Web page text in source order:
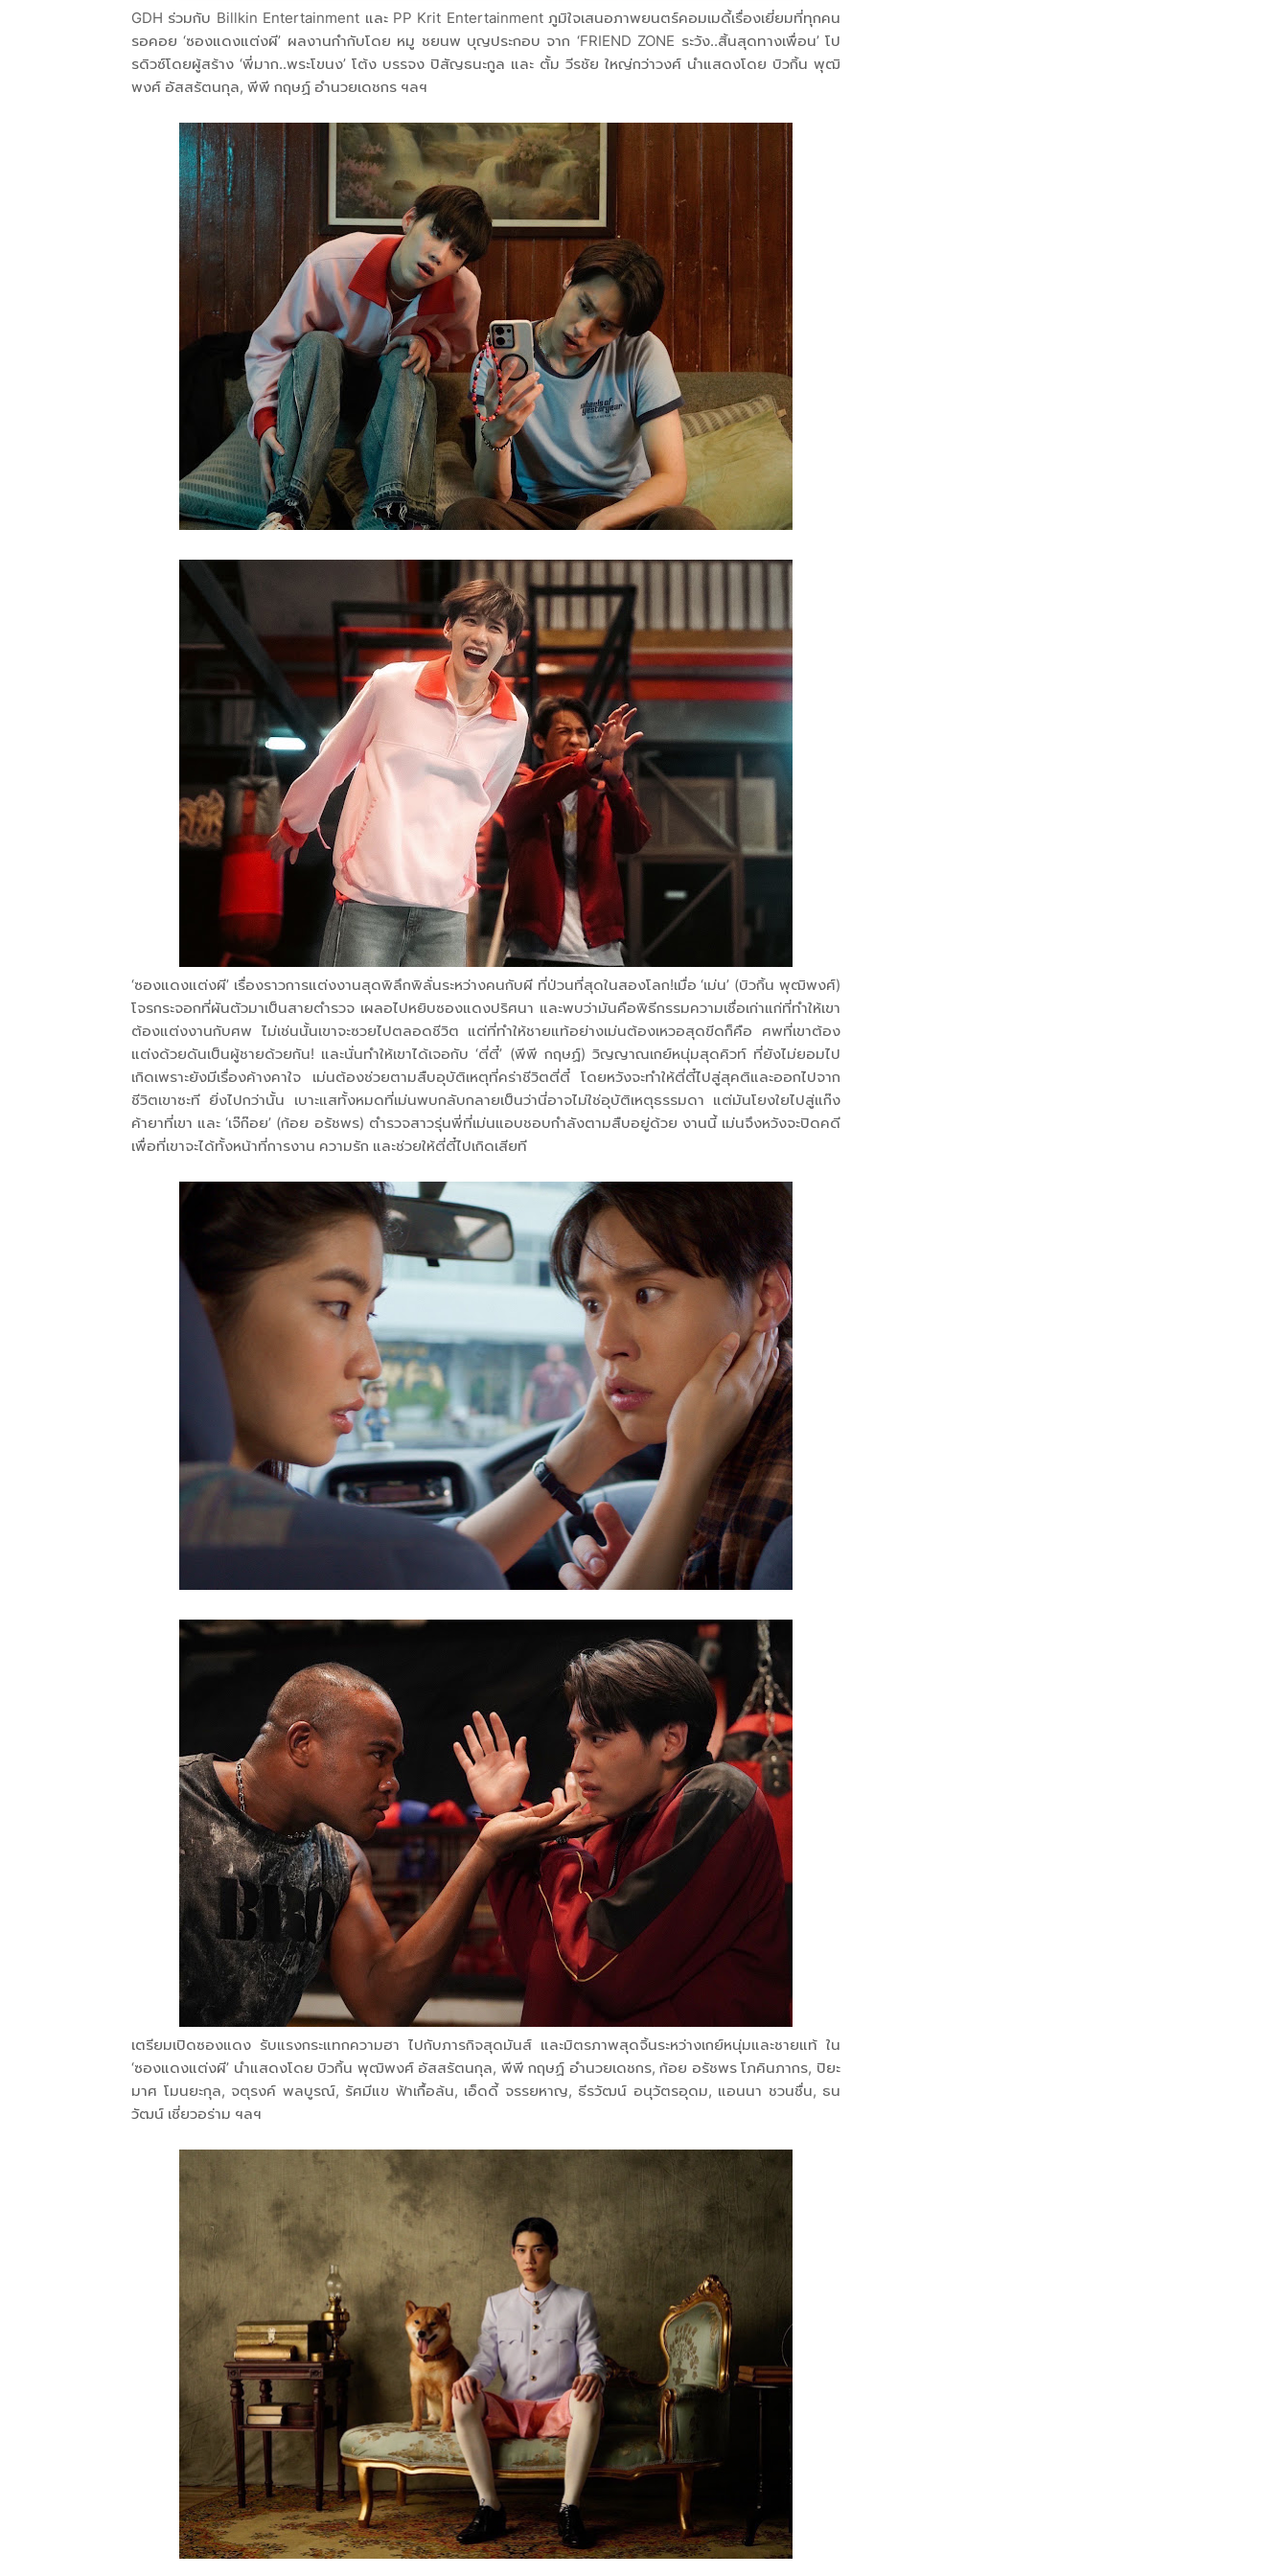
GDH ร่วมกับ Billkin Entertainment และ PP Krit Entertainment ภูมิใจเสนอภาพยนตร์คอมเมดี้เรื่องเยี่ยมที่ทุกคน
รอคอย ‘ซองแดงแต่งผี’ ผลงานกำกับโดย หมู ชยนพ บุญประกอบ จาก ‘FRIEND ZONE ระวัง..สิ้นสุดทางเพื่อน’ โป
รดิวซ์โดยผู้สร้าง ‘พี่มาก..พระโขนง’ โต้ง บรรจง ปิสัญธนะกูล และ ตั้ม วีรชัย ใหญ่กว่าวงศ์ นำแสดงโดย บิวกิ้น พุฒิ
พงศ์ อัสสรัตนกุล, พีพี กฤษฏ์ อำนวยเดชกร ฯลฯ
‘ซองแดงแต่งผี’ เรื่องราวการแต่งงานสุดพิลึกพิลั่นระหว่างคนกับผี ที่ป่วนที่สุดในสองโลก!เมื่อ ‘เม่น’ (บิวกิ้น พุฒิพงศ์)
โจรกระจอกที่ผันตัวมาเป็นสายตำรวจ เผลอไปหยิบซองแดงปริศนา และพบว่ามันคือพิธีกรรมความเชื่อเก่าแก่ที่ทำให้เขา
ต้องแต่งงานกับศพ ไม่เช่นนั้นเขาจะซวยไปตลอดชีวิต แต่ที่ทำให้ชายแท้อย่างเม่นต้องเหวอสุดขีดก็คือ ศพที่เขาต้อง
แต่งด้วยดันเป็นผู้ชายด้วยกัน! และนั่นทำให้เขาได้เจอกับ ‘ตี่ตี๋’ (พีพี กฤษฏ์) วิญญาณเกย์หนุ่มสุดคิวท์ ที่ยังไม่ยอมไป
เกิดเพราะยังมีเรื่องค้างคาใจ เม่นต้องช่วยตามสืบอุบัติเหตุที่คร่าชีวิตตี่ตี๋ โดยหวังจะทำให้ตี่ตี๋ไปสู่สุคติและออกไปจาก
ชีวิตเขาซะที ยิ่งไปกว่านั้น เบาะแสทั้งหมดที่เม่นพบกลับกลายเป็นว่านี่อาจไม่ใช่อุบัติเหตุธรรมดา แต่มันโยงใยไปสู่แก๊ง
ค้ายาที่เขา และ ‘เจ๊ก๊อย’ (ก้อย อรัชพร) ตำรวจสาวรุ่นพี่ที่เม่นแอบชอบกำลังตามสืบอยู่ด้วย งานนี้ เม่นจึงหวังจะปิดคดี
เพื่อที่เขาจะได้ทั้งหน้าที่การงาน ความรัก และช่วยให้ตี่ตี๋ไปเกิดเสียที
เตรียมเปิดซองแดง รับแรงกระแทกความฮา ไปกับภารกิจสุดมันส์ และมิตรภาพสุดจิ้นระหว่างเกย์หนุ่มและชายแท้ ใน
‘ซองแดงแต่งผี’ นำแสดงโดย บิวกิ้น พุฒิพงศ์ อัสสรัตนกุล, พีพี กฤษฏ์ อำนวยเดชกร, ก้อย อรัชพร โภคินภากร, ปิยะ
มาศ โมนยะกุล, จตุรงค์ พลบูรณ์, รัศมีแข ฟ้าเกื้อล้น, เอ็ดดี้ จรรยหาญ, ธีรวัฒน์ อนุวัตรอุดม, แอนนา ชวนชื่น, ธน
วัฒน์ เชี่ยวอร่าม ฯลฯ